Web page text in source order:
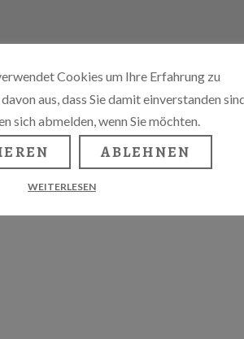
Cookies um Ihre Erfahrung zu
aus, dass Sie damit einverstanden
sich abmelden, wenn Sie möchten.
ABLEHNEN
WEITERLESEN